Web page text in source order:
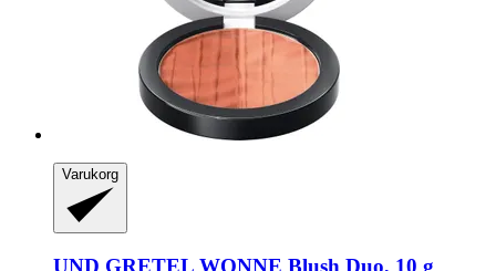
Varukorg
UND GRETEL WONNE Blush Duo, 10 g